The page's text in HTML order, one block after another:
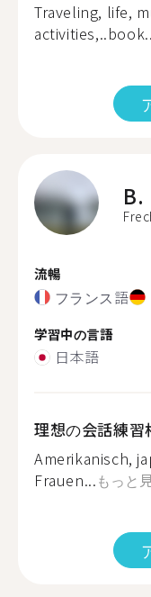
Traveling, life,
B.
流暢
フランス語
学習中の言語
日本語
理想の会話練習
Amerikanisch,
Frauen...もっと